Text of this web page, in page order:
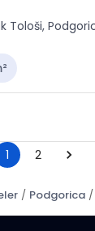
Tološi,
1 2
/ Podgorica /